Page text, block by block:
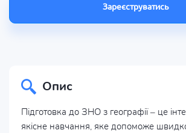
Зареєструватись
Опис
Підготовка до ЗНО з географії – це
якісне навчання, яке допоможе